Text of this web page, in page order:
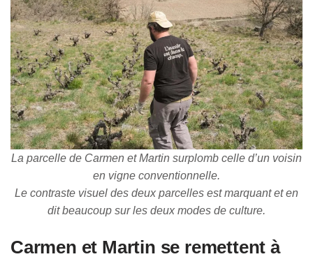
La parcelle de Carmen et Martin surplomb celle d’un voisin
en vigne conventionnelle.
Le contraste visuel des deux parcelles est marquant et en
dit beaucoup sur les deux modes de culture.
Carmen et Martin se remettent à